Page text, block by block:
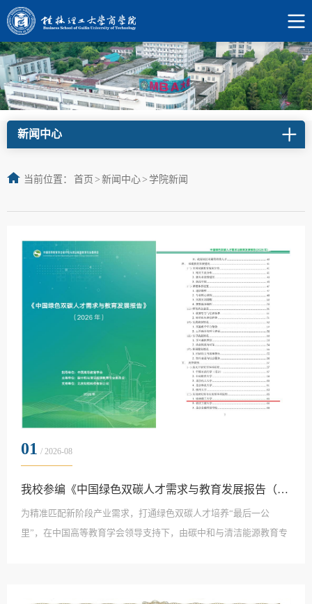
新闻中心
当前位置： 首页 > 新闻中心> 学院新闻
01 / 2026-08
我校参编《中国绿色双碳人才需求与教育发展报告（2026年）》并入选典型案例
为精准匹配新阶段产业需求，打通绿色双碳人才培养“最后一公
里”，在中国高等教育学会领导支持下，由碳中和与清洁能源教育专